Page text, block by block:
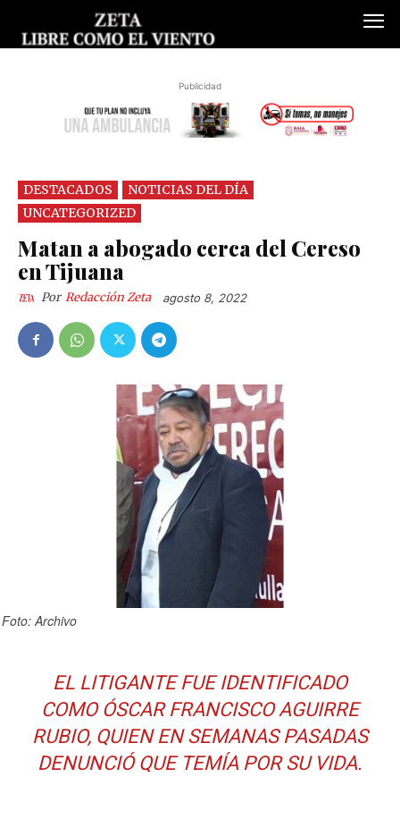
Publicidad
DESTACADOS
NOTICIAS DEL DÍA
UNCATEGORIZED
Matan a abogado cerca del Cereso
en Tijuana
Por Redacción Zeta agosto 8, 2022
Foto: Archivo
EL LITIGANTE FUE IDENTIFICADO
COMO ÓSCAR FRANCISCO AGUIRRE
RUBIO, QUIEN EN SEMANAS PASADAS
DENUNCIÓ QUE TEMÍA POR SU VIDA.